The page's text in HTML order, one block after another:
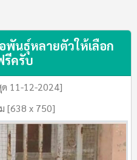
นธุ์หลายตัวให้เลือก
ครับ
ด 11-12-2024]
[638 x 750]